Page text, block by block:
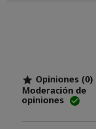
 Opiniones (0)
Moderación de
opiniones 